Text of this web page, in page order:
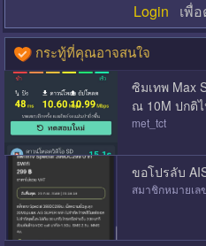
Login เพื่
กระทู้ที่คุณอาจสนใจ
ซิมเทพ Max
ณ 10M ปกติ
met_tct
ขอโปรลับ
สมาชิกหมายเล